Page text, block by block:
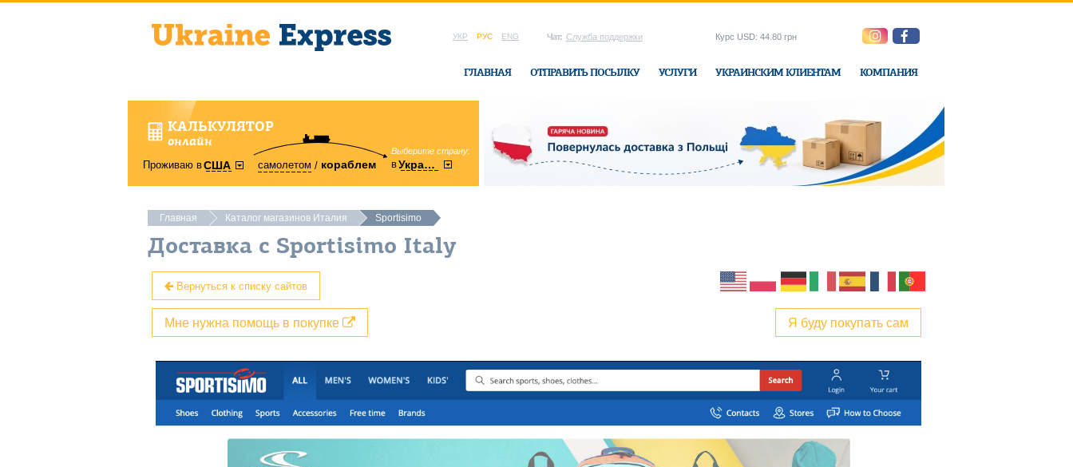
УКР РУС ENG Чат: Служба поддержки
ГЛАВНАЯ ОТПРАВИТЬ ПОСЫЛКУ УСЛУГИ УКРАИНСКИМ КЛИЕНТАМ КОМПАНИЯ
Курс USD: 44.80 грн
КАЛЬКУЛЯТОР
онлайн
Проживаю вСША самолетом кораблем
Выберите страну:
вУкраину
область:
Винницкая в офисе Ukraine-Express
Главная Каталог магазинов Италия Sportisimo
Доставка с Sportisimo Italy
Вернуться к списку сайтов
Я буду покупать сам
Мне нужна помощь в покупке